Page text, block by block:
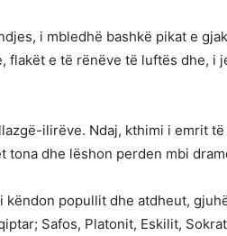
i mbledhë bashkë pikat e
flakët e të rënëve të luftës dhe, i
ilirëve. Ndaj, kthimi i emrit
tona dhe lëshon perden mbi
këndon popullit dhe atdheut,
Safos, Platonit, Eskilit,